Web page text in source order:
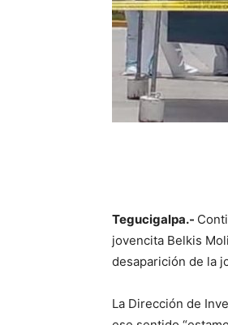
Tegucigalpa.-
jovencita Belkis
desaparición de la
La Dirección de